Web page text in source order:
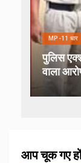
MP-11 धार
पुलिस
वाला
आप चूक गए